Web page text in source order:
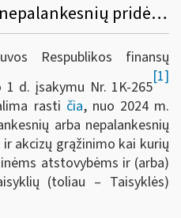
Dėl palankesnių arba nepalankesnių pridėtinės vertės mokesčio ir akcizų grąžinimo kai kurių užsienio valstybių diplomatinėms atstovybėms taisyklių
Respublikos finansų
d. įsakymu Nr. 1K-265
[1]
rasti čia, nuo 2024 m.
arba nepalankesnių
akcizų grąžinimo kai kurių
atstovybėms ir (arba)
(toliau – Taisyklės)